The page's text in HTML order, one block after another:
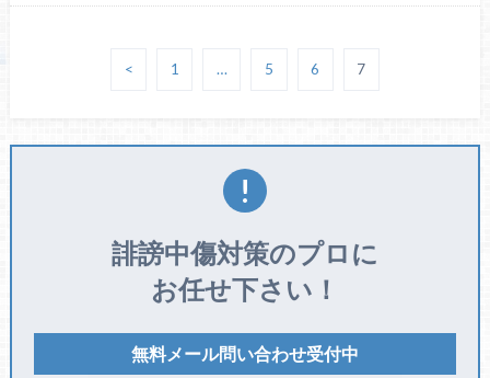
< 1 … 5 6 7
誹謗中傷対策のプロに
お任せ下さい！
無料メール問い合わせ受付中